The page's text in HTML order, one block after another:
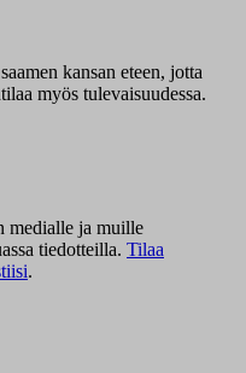
kansan eteen, jotta
myös tulevaisuudessa.
medialle ja muille
tiedotteilla. Tilaa
.